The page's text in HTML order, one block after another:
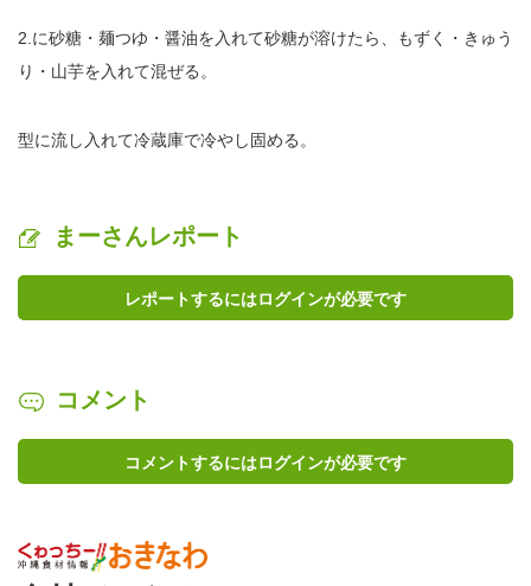
2.に砂糖・麺つゆ・醤油を入れて砂糖が溶けたら、もずく・きゅう
り・山芋を入れて混ぜる。
型に流し入れて冷蔵庫で冷やし固める。
まーさんレポート
レポートするにはログインが必要です
コメント
コメントするにはログインが必要です